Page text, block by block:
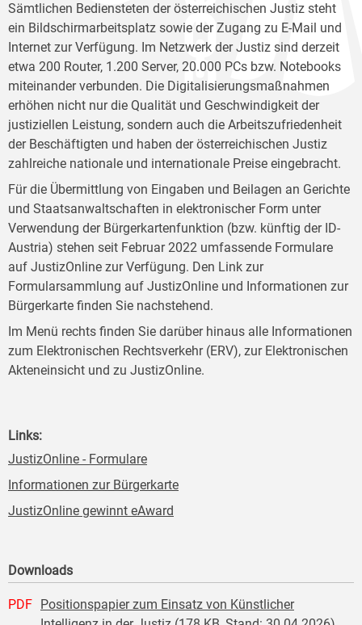
Sämtlichen Bediensteten der österreichischen Justiz steht
ein Bildschirmarbeitsplatz sowie der Zugang zu E-Mail und
Internet zur Verfügung. Im Netzwerk der Justiz sind derzeit
etwa 200 Router, 1.200 Server, 20.000 PCs bzw. Notebooks
miteinander verbunden. Die Digitalisierungsmaßnahmen
erhöhen nicht nur die Qualität und Geschwindigkeit der
justiziellen Leistung, sondern auch die Arbeitszufriedenheit
der Beschäftigten und haben der österreichischen Justiz
zahlreiche nationale und internationale Preise eingebracht.
Für die Übermittlung von Eingaben und Beilagen an Gerichte
und Staatsanwaltschaften in elektronischer Form unter
Verwendung der Bürgerkartenfunktion (bzw. künftig der ID-
Austria) stehen seit Februar 2022 umfassende Formulare
auf JustizOnline zur Verfügung. Den Link zur
Formularsammlung auf JustizOnline und Informationen zur
Bürgerkarte finden Sie nachstehend.
Im Menü rechts finden Sie darüber hinaus alle Informationen
zum Elektronischen Rechtsverkehr (ERV), zur Elektronischen
Akteneinsicht und zu JustizOnline.
Links:
JustizOnline - Formulare
Informationen zur Bürgerkarte
JustizOnline gewinnt eAward
Downloads
PDF
Positionspapier zum Einsatz von Künstlicher